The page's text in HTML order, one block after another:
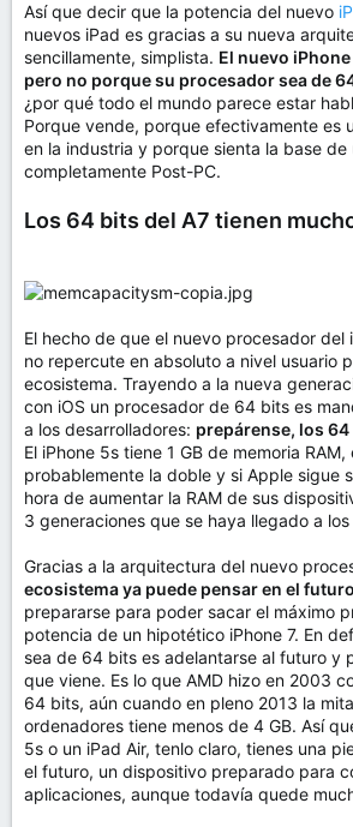
Así que decir que la potencia del nuevo
nuevos iPad es gracias a su nueva
sencillamente, simplista. El nuevo
pero no porque su procesador sea de
¿por qué todo el mundo parece estar
Porque vende, porque efectivamente es
en la industria y porque sienta la base de
completamente Post-PC.
Los 64 bits del A7 tienen
El hecho de que el nuevo procesador del
no repercute en absoluto a nivel usuario
ecosistema. Trayendo a la nueva
con iOS un procesador de 64 bits es
a los desarrolladores: prepárense, los
El iPhone 5s tiene 1 GB de memoria RAM,
probablemente la doble y si Apple sigue
hora de aumentar la RAM de sus
3 generaciones que se haya llegado a los
Gracias a la arquitectura del nuevo
ecosistema ya puede pensar en el futuro
prepararse para poder sacar el máximo
potencia de un hipotético iPhone 7. En
sea de 64 bits es adelantarse al futuro y
que viene. Es lo que AMD hizo en 2003
64 bits, aún cuando en pleno 2013 la
ordenadores tiene menos de 4 GB. Así
5s o un iPad Air, tenlo claro, tienes una
el futuro, un dispositivo preparado para
aplicaciones, aunque todavía quede